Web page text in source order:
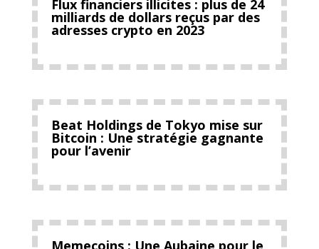
Flux financiers illicites : plus de 24
milliards de dollars reçus par des
adresses crypto en 2023
Beat Holdings de Tokyo mise sur
Bitcoin : Une stratégie gagnante
pour l’avenir
Memecoins : Une Aubaine pour le